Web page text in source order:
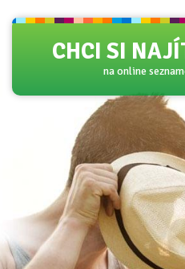
CHCI SI
na online